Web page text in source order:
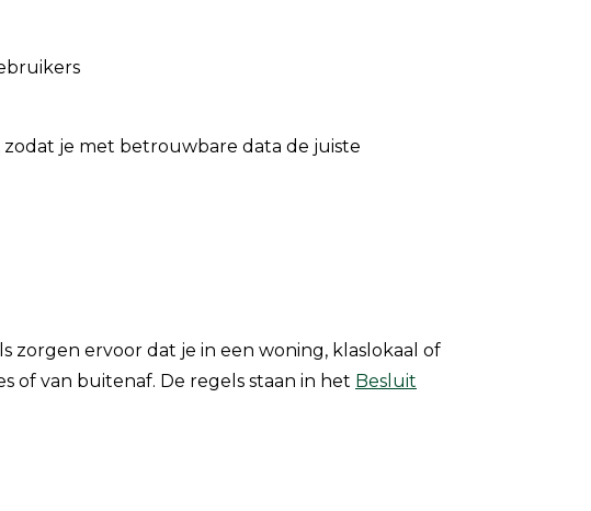
je met betrouwbare data de juiste
zorgen ervoor dat je in een woning, klaslokaal of
van buitenaf. De regels staan in het Besluit